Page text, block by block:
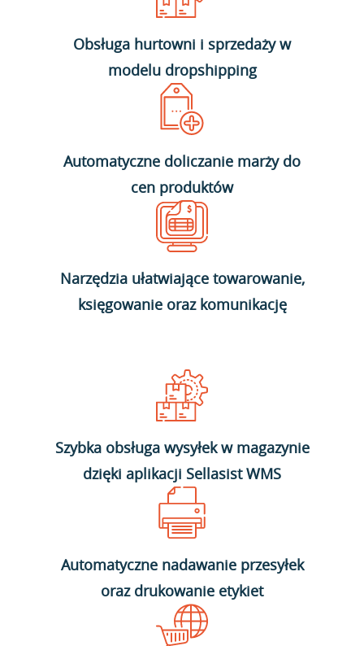
Obsługa hurtowni i sprzedaży w
modelu dropshipping
Automatyczne doliczanie marży do
cen produktów
Narzędzia ułatwiające towarowanie,
księgowanie oraz komunikację
Szybka obsługa wysyłek w magazynie
dzięki aplikacji Sellasist WMS
Automatyczne nadawanie przesyłek
oraz drukowanie etykiet